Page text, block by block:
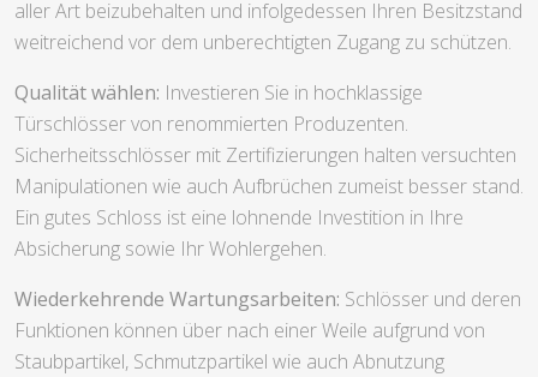
aller Art beizubehalten und infolgedessen Ihren Besitzstand
weitreichend vor dem unberechtigten Zugang zu schützen.
Qualität wählen: Investieren Sie in hochklassige
Türschlösser von renommierten Produzenten.
Sicherheitsschlösser mit Zertifizierungen halten versuchten
Manipulationen wie auch Aufbrüchen zumeist besser stand.
Ein gutes Schloss ist eine lohnende Investition in Ihre
Absicherung sowie Ihr Wohlergehen.
Wiederkehrende Wartungsarbeiten: Schlösser und deren
Funktionen können über nach einer Weile aufgrund von
Staubpartikel, Schmutzpartikel wie auch Abnutzung